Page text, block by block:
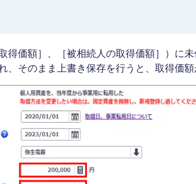
得価額］、［被相続人の取得価額］）に
、そのまま上書き保存を行うと、取得価